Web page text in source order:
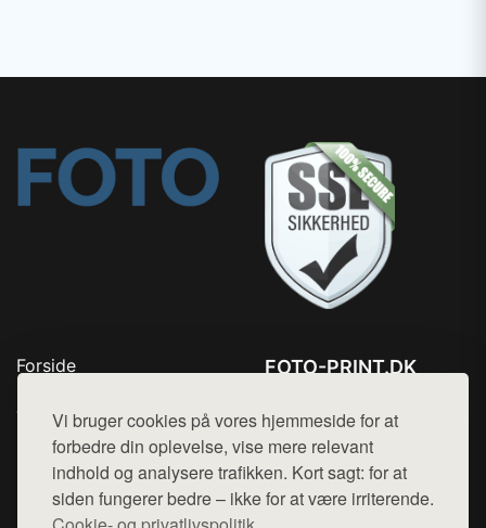
Vi bruger cookies på vores hjemmeside for at
forbedre din oplevelse, vise mere relevant
indhold og analysere trafikken. Kort sagt: for at
siden fungerer bedre – ikke for at være irriterende.
Forside
Top Rabatter
Kontakt
FOTO-PRINT.DK
Mail: hej@want.dk
Cookie- og privatlivspolitik